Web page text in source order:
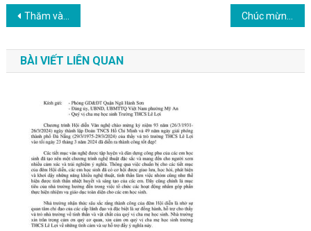
Điều
hướng
bài
Thăm và gửi lời chúc sức khỏe đến toàn thể cán bộ, nhân viên trạm Y tế phường Mỹ An
BÀI VIẾT LIÊN QUAN